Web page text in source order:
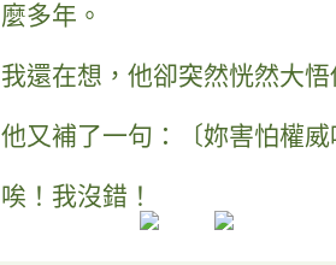
麼多年。
我還在想，他卻突然恍然大
他又補了一句：〔妳害怕權
唉！我沒錯！